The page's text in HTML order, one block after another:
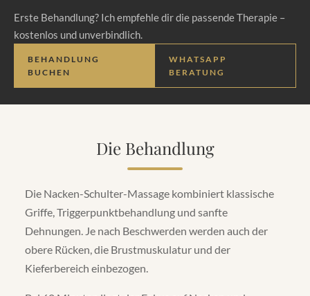
Erste Behandlung? Ich empfehle dir die passende Therapie –
kostenlos und unverbindlich.
BEHANDLUNG
BUCHEN
WHATSAPP
BERATUNG
Die Behandlung
Die Nacken-Schulter-Massage kombiniert klassische
Griffe, Triggerpunktbehandlung und sanfte
Dehnungen. Je nach Beschwerden werden auch der
obere Rücken, die Brustmuskulatur und der
Kieferbereich einbezogen.